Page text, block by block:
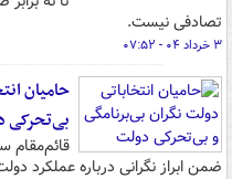
تصادفی نیست.
۳ خرداد ۰۴ - ۰۷:۵۲
حامیان
بی‌تحرکی
ضمن ابراز نگرانی درباره عملکرد